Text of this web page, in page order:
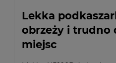
Lekka
obrzeży i trudno
miejsc